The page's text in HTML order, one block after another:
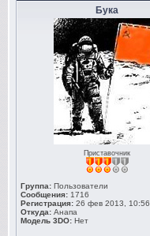
Бука
Приставочник
Группа: Пользователи
Сообщения: 1716
Регистрация: 26 фев 2013, 10:56
Откуда: Анапа
Модель 3DO: Нет